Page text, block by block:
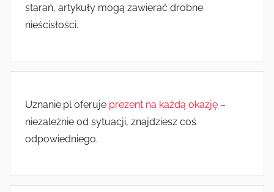
starań, artykuły mogą zawierać drobne
nieścisłości.
Uznanie.pl oferuje prezent na każdą okazję –
niezależnie od sytuacji, znajdziesz coś
odpowiedniego.